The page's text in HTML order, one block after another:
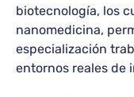
biotecnología, los
nanomedicina,
especialización
entornos reales de